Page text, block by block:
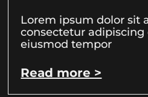
Lorem ipsum dolor sit
consectetur adipiscing
eiusmod tempor
Read more >